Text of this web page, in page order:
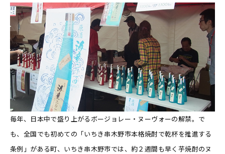
毎年、日本中で盛り上がるボージョレー・ヌーヴォーの解禁。で
も、全国でも初めての「いちき串木野市本格焼酎で乾杯を推進する
条例」がある町、いちき串木野市では、約２週間も早く芋焼酎のヌ